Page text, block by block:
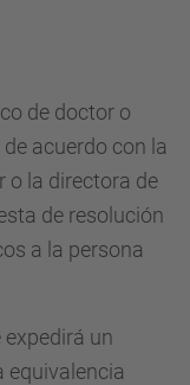
de doctor o
acuerdo con la
o la directora de
de resolución
a la persona
expedirá un
equivalencia